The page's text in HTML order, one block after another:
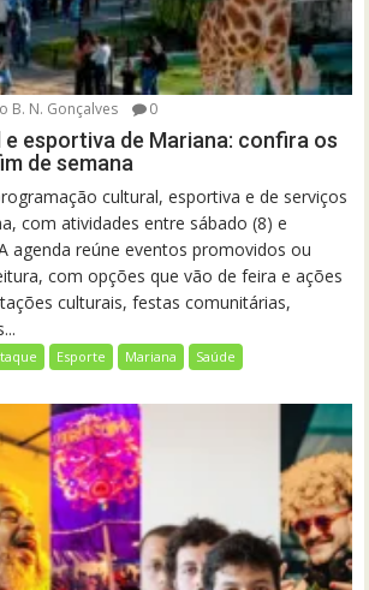
B. N. Gonçalves 0
esportiva de Mariana: confira os
de semana
cultural, esportiva e de serviços
com atividades entre sábado (8) e
agenda reúne eventos promovidos ou
com opções que vão de feira e ações
culturais, festas comunitárias,
Esporte Mariana Saúde